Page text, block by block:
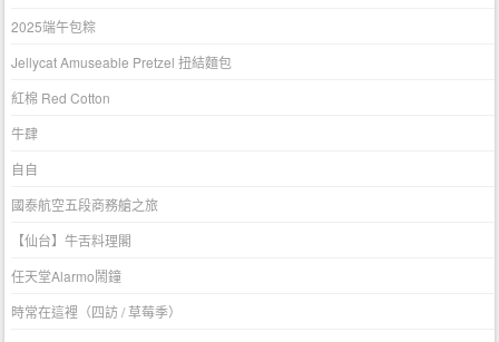
2025端午包粽
Jellycat Amuseable Pretzel 扭結麵包
紅棉 Red Cotton
牛肆
自自
國泰航空五段商務艙之旅
【仙台】牛舌料理閣
任天堂Alarmo鬧鐘
時常在這裡（四訪 / 草莓季）